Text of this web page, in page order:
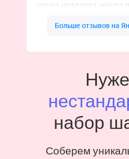
набор
Соберем